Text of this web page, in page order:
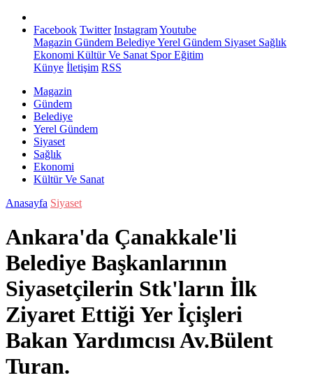
Facebook Twitter InstagramYoutube
Magazin Gündem BelediyeYerel Gündem Siyaset Sağlık
Ekonomi Kültür Ve Sanat SporEğitim
Künye İletişim RSS
Magazin
Gündem
Belediye
Yerel Gündem
Siyaset
Sağlık
Ekonomi
Kültür Ve Sanat
Anasayfa Siyaset
Ankara'da Çanakkale'li
Belediye Başkanlarının
Siyasetçilerin Stk'ların İlk
Ziyaret Ettiği Yer İçişleri
Bakan Yardımcısı Av.Bülent
Turan.